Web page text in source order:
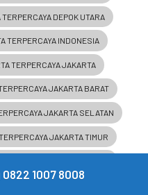
DEPOK UTARA
TERPERCAYA INDONESIA
TERPERCAYA JAKARTA
JAKARTA BARAT
JAKARTA SELATAN
JAKARTA TIMUR
TANGERANG
1007 8008